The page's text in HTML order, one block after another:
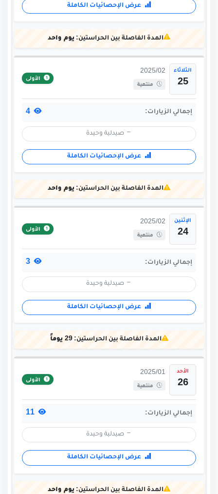
عرض الإحصائيات الكاملة
المدة الفاصلة بين الحراستين: يوم واحد
الثلاثاء
25
2025/02
منتهية
الأولى
إجمالي الزيارات:
صيدلية وحيدة
عرض الإحصائيات الكاملة
المدة الفاصلة بين الحراستين: يوم واحد
الإثنين
24
2025/02
منتهية
الأولى
إجمالي الزيارات:
صيدلية وحيدة
عرض الإحصائيات الكاملة
المدة الفاصلة بين الحراستين:29 يوماً
الأحد
26
2025/01
منتهية
الأولى
إجمالي الزيارات:
صيدلية وحيدة
عرض الإحصائيات الكاملة
المدة الفاصلة بين الحراستين: يوم واحد